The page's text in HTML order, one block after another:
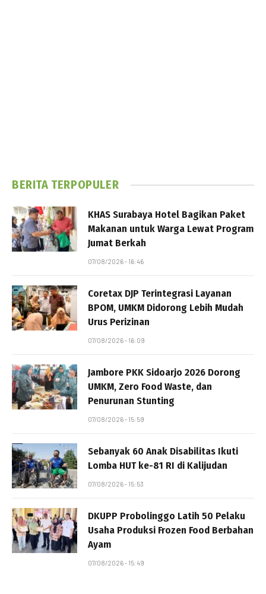
BERITA TERPOPULER
KHAS Surabaya Hotel Bagikan Paket
Makanan untuk Warga Lewat Program
Jumat Berkah
07/08/2026 - 16:46
Coretax DJP Terintegrasi Layanan
BPOM, UMKM Didorong Lebih Mudah
Urus Perizinan
07/08/2026 - 16:09
Jambore PKK Sidoarjo 2026 Dorong
UMKM, Zero Food Waste, dan
Penurunan Stunting
07/08/2026 - 15:59
Sebanyak 60 Anak Disabilitas Ikuti
Lomba HUT ke-81 RI di Kalijudan
07/08/2026 - 15:53
DKUPP Probolinggo Latih 50 Pelaku
Usaha Produksi Frozen Food Berbahan
Ayam
07/08/2026 - 15:49